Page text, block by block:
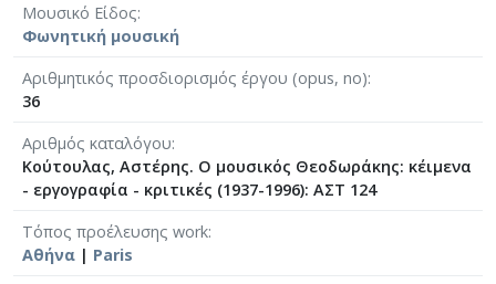
Ύμνος της Μαραθώνιας Πορείας
Σωτήρης Πέτρουλας
Ο μουσικός Θεοδωράκης : Κέιμενα - εργογραφία -
κριτικές (1937-1996) - Αθήνα: "Νέα Σύνορα"
Μουσικό Είδος
Φωνητική μουσική
Αριθμητικός προσδιορισμός έργου (opus, no)
36
Αριθμός καταλόγου
Κούτουλας, Αστέρης. Ο μουσικός Θεοδωράκης: κέιμενα
- εργογραφία - κριτικές (1937-1996): ΑΣΤ 124
Τόπος προέλευσης work
Αθήνα | Paris